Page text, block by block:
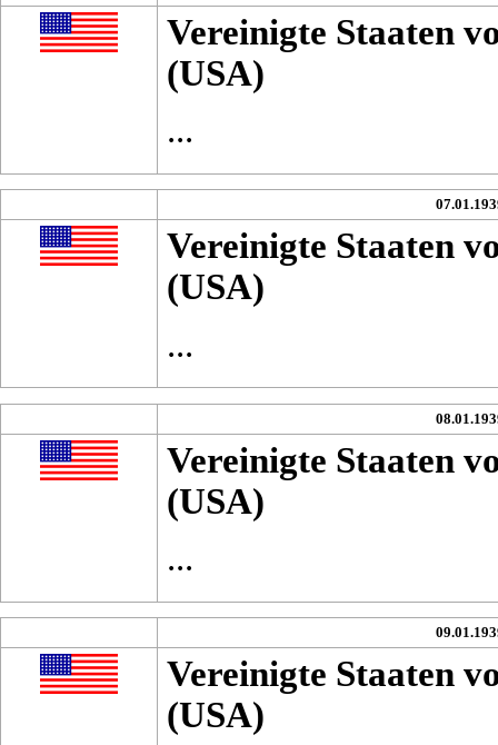
Vereinigte Staaten
(USA)
...
Vereinigte Staaten
(USA)
...
Vereinigte Staaten
(USA)
...
Vereinigte Staaten
(USA)